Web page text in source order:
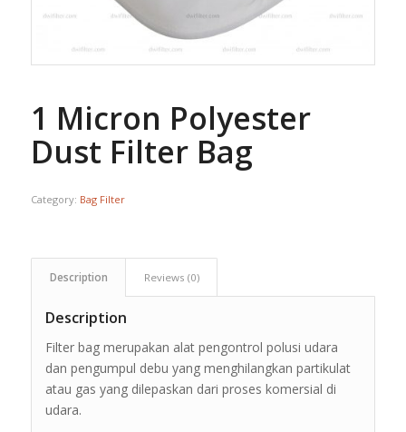
1 Micron Polyester
Dust Filter Bag
Category: Bag Filter
Description Reviews (0)
Description
Filter bag merupakan alat pengontrol polusi udara
dan pengumpul debu yang menghilangkan partikulat
atau gas yang dilepaskan dari proses komersial di
udara.